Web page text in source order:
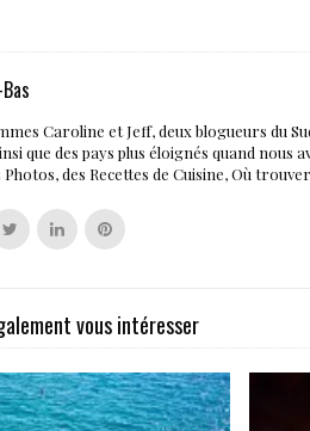
Caroline et Jeff, deux blogueurs du
que des pays plus éloignés quand
des Recettes de Cuisine, Où
Follow
us
Follow
us
Follow
us
vous intéresser